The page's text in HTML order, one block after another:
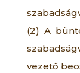
(2) A
vezető